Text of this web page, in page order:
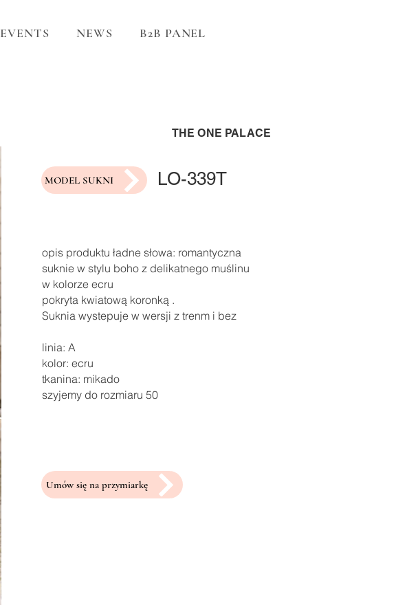
EVENTS NEWS B2B PANEL
THE ONE PALACE
MODEL SUKNI LO-339T
opis produktu ładne słowa: romantyczna
suknie w stylu boho z delikatnego muślinu
w kolorze ecru
pokryta kwiatową koronką .
Suknia wystepuje w wersji z trenm i bez
linia: A
kolor: ecru
tkanina: mikado
szyjemy do rozmiaru 50
Umów się na przymiarkę